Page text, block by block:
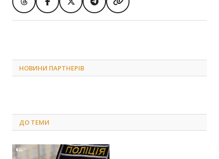
НОВИНИ ПАРТНЕРІВ
ДО ТЕМИ